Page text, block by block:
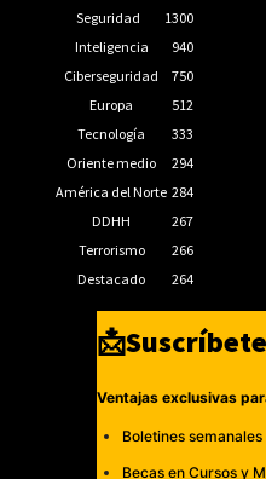
Seguridad
1300
Inteligencia
940
Ciberseguridad
750
Europa
512
Tecnología
333
Oriente medio
294
América del Norte 284
DDHH
267
Terrorismo
266
Destacado
264
Ventajas exclusivas
Boletines
Becas en Cursos y